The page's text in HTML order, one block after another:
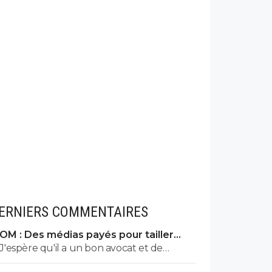
COMMENTAIRES
OM : Des médias payés pour tailler
l’OL, McCourt accusé
J'espère qu'il a un bon avocat et de
bonnes preuves parce qu'il va vite